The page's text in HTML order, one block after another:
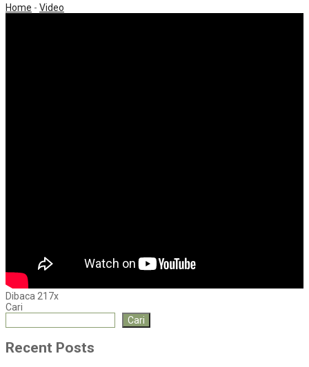
Home - Video
Dibaca 217x
Cari
Cari
Recent Posts